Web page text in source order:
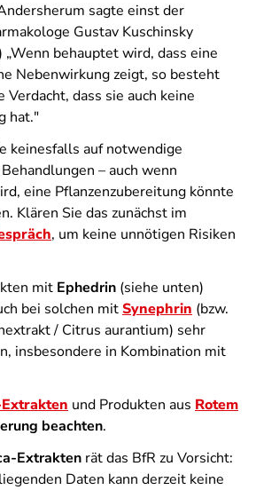
sagte einst der
Gustav Kuschinsky
„Wenn behauptet wird, dass eine
Nebenwirkung zeigt, so besteht
Verdacht, dass sie auch keine
hat."
keinesfalls auf notwendige
– auch wenn
eine Pflanzenzubereitung könnte
Klären Sie das zunächst im
, um keine unnötigen Risiken
mit Ephedrin (siehe unten)
bei solchen mitSynephrin (bzw.
/ Citrus aurantium) sehr
insbesondere in Kombination mit
und Produkten aus Rotem
beachten.
Extrakten rät das BfR zu Vorsicht:
Daten kann derzeit keine